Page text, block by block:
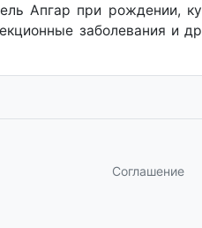
Апгар при рождении,
заболевания и
Соглашение